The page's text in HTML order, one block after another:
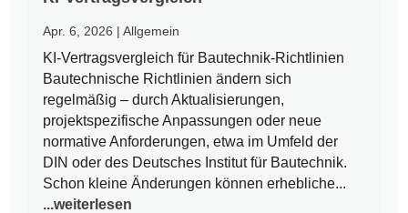
Apr. 6, 2026 |Allgemein
KI-Vertragsvergleich für Bautechnik-Richtlinien
Bautechnische Richtlinien ändern sich
regelmäßig – durch Aktualisierungen,
projektspezifische Anpassungen oder neue
normative Anforderungen, etwa im Umfeld der
DIN oder des Deutsches Institut für Bautechnik.
Schon kleine Änderungen können erhebliche...
...weiterlesen